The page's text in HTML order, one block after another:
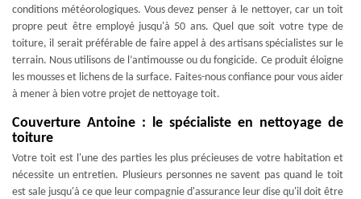
conditions météorologiques. Vous devez penser à le nettoyer, car un toit
propre peut être employé jusqu'à 50 ans. Quel que soit votre type de
toiture, il serait préférable de faire appel à des artisans spécialistes sur le
terrain. Nous utilisons de l’antimousse ou du fongicide. Ce produit éloigne
les mousses et lichens de la surface. Faites-nous confiance pour vous aider
à mener à bien votre projet de nettoyage toit.
Couverture Antoine : le spécialiste en nettoyage de
toiture
Votre toit est l'une des parties les plus précieuses de votre habitation et
nécessite un entretien. Plusieurs personnes ne savent pas quand le toit
est sale jusqu'à ce que leur compagnie d'assurance leur dise qu'il doit être